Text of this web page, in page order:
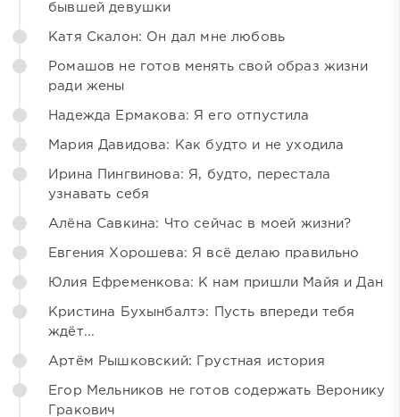
бывшей девушки
Катя Скалон: Он дал мне любовь
Ромашов не готов менять свой образ жизни
ради жены
Надежда Ермакова: Я его отпустила
Мария Давидова: Как будто и не уходила
Ирина Пингвинова: Я, будто, перестала
узнавать себя
Алёна Савкина: Что сейчас в моей жизни?
Евгения Хорошева: Я всё делаю правильно
Юлия Ефременкова: К нам пришли Майя и Дан
Кристина Бухынбалтэ: Пусть впереди тебя
ждёт...
Артём Рышковский: Грустная история
Егор Мельников не готов содержать Веронику
Гракович